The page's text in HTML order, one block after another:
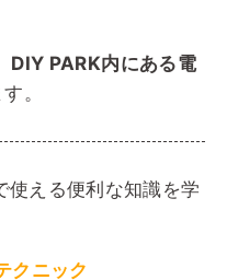
DIY PARK内にある電
。
使える便利な知識を学
クニック